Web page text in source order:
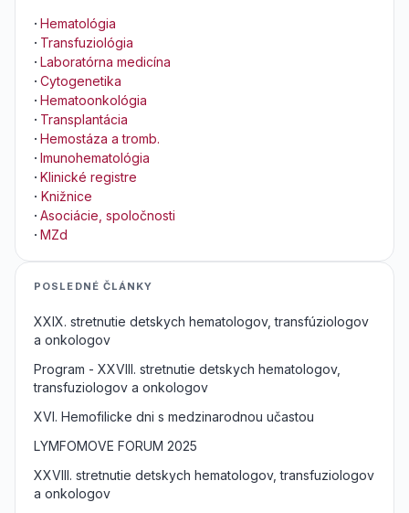
· Hematológia
· Transfuziológia
· Laboratórna medicína
· Cytogenetika
· Hematoonkológia
· Transplantácia
· Hemostáza a tromb.
· Imunohematológia
· Klinické registre
· Knižnice
· Asociácie, spoločnosti
· MZd
POSLEDNÉ ČLÁNKY
XXIX. stretnutie detskych hematologov, transfúziologov
a onkologov
Program - XXVIII. stretnutie detskych hematologov,
transfuziologov a onkologov
XVI. Hemofilicke dni s medzinarodnou učastou
LYMFOMOVE FORUM 2025
XXVIII. stretnutie detskych hematologov, transfuziologov
a onkologov